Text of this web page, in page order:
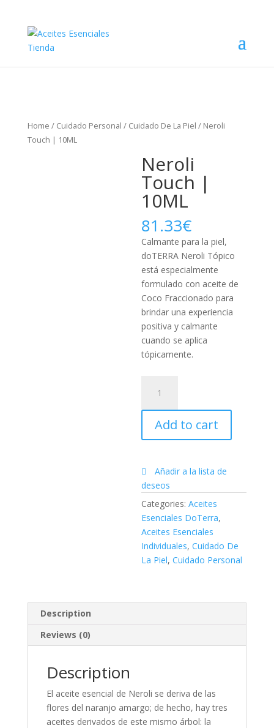
Home / Cuidado Personal / Cuidado De La Piel / Neroli
Touch | 10ML
Neroli
Touch |
10ML
81.33€
Calmante para la piel,
doTERRA Neroli Tópico
está especialmente
formulado con aceite de
Coco Fraccionado para
brindar una experiencia
positiva y calmante
cuando se aplica
tópicamente.
Touch
|
10ML
quantity
Add to cart
Añadir a la lista de
deseos
Categories:Aceites
Esenciales DoTerra,
Aceites Esenciales
Individuales,Cuidado De
La Piel,Cuidado Personal
Description
Reviews (0)
Description
El aceite esencial de Neroli se deriva de las
flores del naranjo amargo; de hecho, hay tres
aceites derivados de este mismo árbol: la